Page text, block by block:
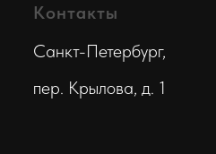
Контакты
Санкт-Петербург,
пер. Крылова, д. 1